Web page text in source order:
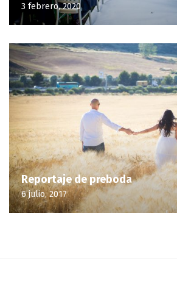
3 febrero, 2020
Reportaje de preboda
6 julio, 2017